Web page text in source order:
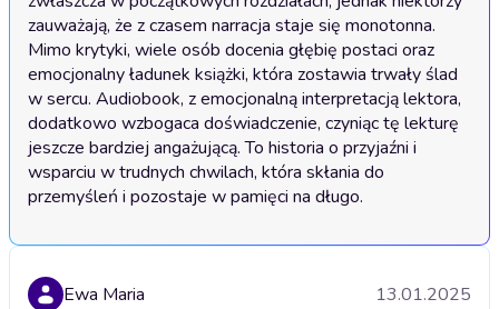
zauważają, że z czasem narracja staje się monotonna.
Mimo krytyki, wiele osób docenia głębię postaci oraz
emocjonalny ładunek książki, która zostawia trwały ślad
w sercu. Audiobook, z emocjonalną interpretacją lektora,
dodatkowo wzbogaca doświadczenie, czyniąc tę lekturę
jeszcze bardziej angażującą. To historia o przyjaźni i
wsparciu w trudnych chwilach, która skłania do
przemyśleń i pozostaje w pamięci na długo.
Ewa Maria 13.01.2025